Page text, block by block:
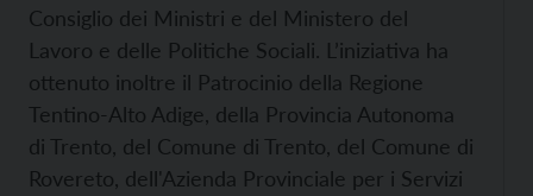
Consiglio dei Ministri e del Ministero del
Lavoro e delle Politiche Sociali. L’iniziativa ha
ottenuto inoltre il Patrocinio della Regione
Tentino-Alto Adige, della Provincia Autonoma
di Trento, del Comune di Trento, del Comune di
Rovereto, dell'Azienda Provinciale per i Servizi